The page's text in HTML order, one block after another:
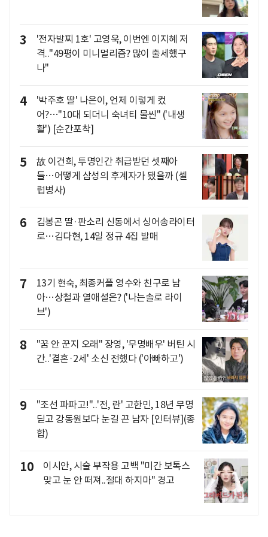
3
'전자발찌 1호' 고영욱, 이번엔 이지혜 저
격.."49평이 미니멀리즘? 많이 출세했구
나"
4
'박주호 딸' 나은이, 언제 이렇게 컸
어?…"10대 되더니 숙녀티 물씬" ('내생
활') [순간포착]
5
故 이건희, 투명인간 취급받던 셋째아
들…어떻게 삼성의 후계자가 됐을까 (셀
럽병사)
6
김봉곤 딸·판소리 신동에서 싱어송라이터
로…김다현, 14일 정규 4집 발매
7
13기 현숙, 최종커플 영수와 친구로 남
아…상철과 열애설은? ('나는솔로 라이
브')
8
"꿈 안 꾼지 오래" 장영, '무명배우' 버틴 시
간..'결혼·2세' 소신 전했다 ('아빠하고')
9
"조선 파파고!"..'전, 란' 고한민, 18년 무명
딛고 강동원보다 눈길 끈 남자 [인터뷰](종
합)
10
이시안, 시술 부작용 고백 "미간 보톡스
맞고 눈 안 떠져..절대 하지마" 경고